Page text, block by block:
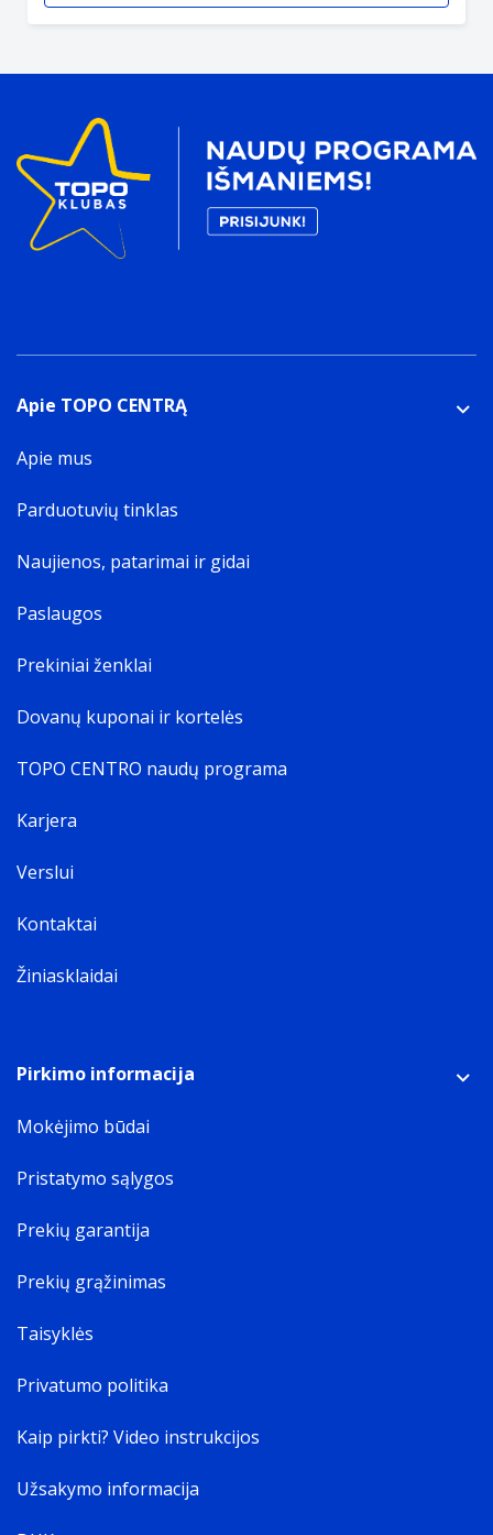
Apie TOPO CENTRĄ
Apie mus
Parduotuvių tinklas
Naujienos, patarimai ir gidai
Paslaugos
Prekiniai ženklai
Dovanų kuponai ir kortelės
TOPO CENTRO naudų programa
Karjera
Verslui
Kontaktai
Žiniasklaidai
Pirkimo informacija
Mokėjimo būdai
Pristatymo sąlygos
Prekių garantija
Prekių grąžinimas
Taisyklės
Privatumo politika
Kaip pirkti? Video instrukcijos
Užsakymo informacija